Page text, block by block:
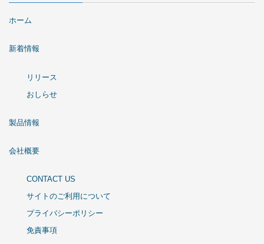
ホーム
新着情報
リリース
おしらせ
製品情報
会社概要
CONTACT US
サイトのご利用について
プライバシーポリシー
免責事項